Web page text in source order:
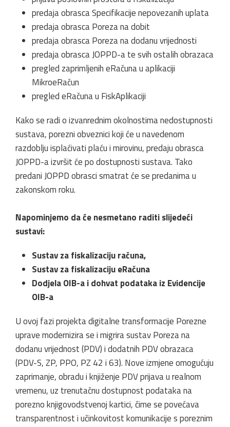
predaja obrasca Specifikacije nepovezanih uplata
predaja obrasca Poreza na dobit
predaja obrasca Poreza na dodanu vrijednosti
predaja obrasca JOPPD-a te svih ostalih obrazaca
pregled zaprimljenih eRačuna u aplikaciji
MikroeRačun
pregled eRačuna u FiskAplikaciji
Kako se radi o izvanrednim okolnostima nedostupnosti
sustava, porezni obveznici koji će u navedenom
razdoblju isplaćivati plaću i mirovinu, predaju obrasca
JOPPD-a izvršit će po dostupnosti sustava. Tako
predani JOPPD obrasci smatrat će se predanima u
zakonskom roku.
Napominjemo da će nesmetano raditi slijedeći
sustavi:
Sustav za fiskalizaciju računa,
Sustav za fiskalizaciju eRačuna
Dodjela OIB-a i dohvat podataka iz Evidencije
OIB-a
U ovoj fazi projekta digitalne transformacije Porezne
uprave modernizira se i migrira sustav Poreza na
dodanu vrijednost (PDV) i dodatnih PDV obrazaca
(PDV-S, ZP, PPO, PZ 42 i 63). Nove izmjene omogućuju
zaprimanje, obradu i knjiženje PDV prijava u realnom
vremenu, uz trenutačnu dostupnost podataka na
porezno knjigovodstvenoj kartici, čime se povećava
transparentnost i učinkovitost komunikacije s poreznim